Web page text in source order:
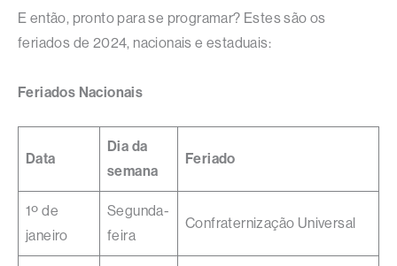
E então, pronto para se programar? Estes são os
feriados de 2024, nacionais e estaduais:
Feriados Nacionais
Data
Dia da
semana
Feriado
1º de
janeiro
Segunda-
feira
Confraternização Universal